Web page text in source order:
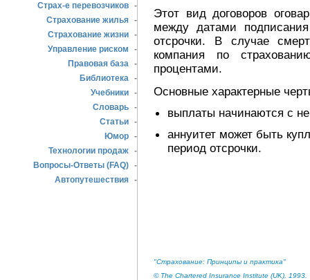
Страх-е перевозчиков -
Страхование жилья -
Страхование жизни -
Управление риском
-
Правовая база -
Библиотека -
Учебники -
Словарь -
Статьи -
Юмор -
Технологии продаж -
Вопросы-Ответы (FAQ) -
Автопутешествия -
Этот вид договоров
между датами
отсрочки. В случае
компания по
процентами.
Основные характерные
выплаты начинаются с
аннуитет может быть
период отсрочки.
"Страхование: Принципы и практика"
© The Chartered Insurance Institute (UK), 1993.